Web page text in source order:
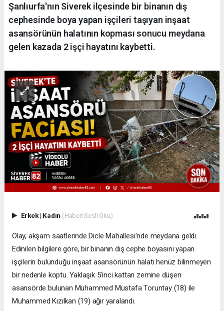
Şanlıurfa'nın Siverek ilçesinde bir binanın dış
cephesinde boya yapan işçileri taşıyan inşaat
asansörünün halatının kopması sonucu meydana
gelen kazada 2 işçi hayatını kaybetti.
Erkek| Kadın (Haberi Sesli Oku)
Olay, akşam saatlerinde Dicle Mahallesi'nde meydana geldi.
Edinilen bilgilere göre, bir binanın dış cephe boyasını yapan
işçilerin bulunduğu inşaat asansörünün halatı henüz bilinmeyen
bir nedenle koptu. Yaklaşık 5'inci kattan zemine düşen
asansörde bulunan Muhammed Mustafa Toruntay (18) ile
Muhammed Kızılkan (19) ağır yaralandı.